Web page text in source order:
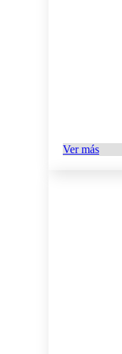
Ver más